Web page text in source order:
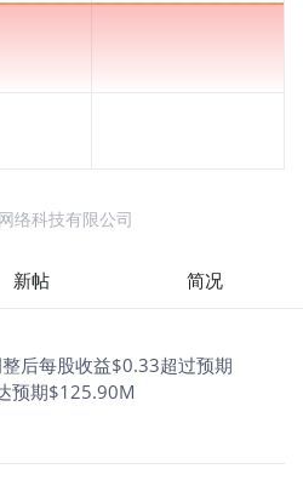
络科技有限公司
新帖 简况
后每股收益$0.33超过预期
预期$125.90M